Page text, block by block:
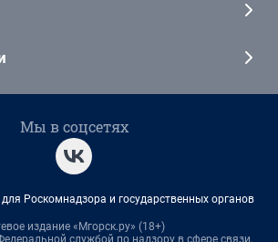
Мы в соцсетях
Роскомнадзора и государственных органов
издание «Мгорск.ру» (18+)